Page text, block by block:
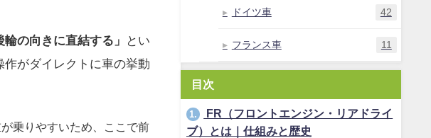
の向きに直結する」
とい
がダイレクトに車の挙動
乗りやすいため、ここで前
ドイツ車 42
フランス車 11
目次
1.
FR（フロントエンジン・リアドライ
ブ）とは｜仕組みと歴史